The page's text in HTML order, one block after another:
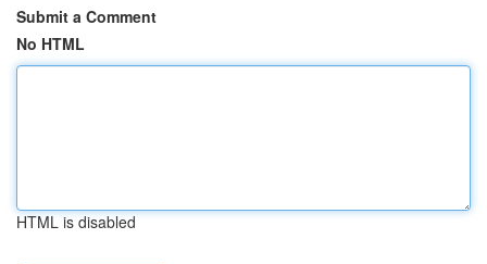
Submit a Comment
No HTML
HTML is disabled